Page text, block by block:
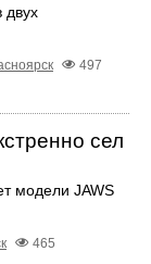
двух
497
сел
модели JAWS
465